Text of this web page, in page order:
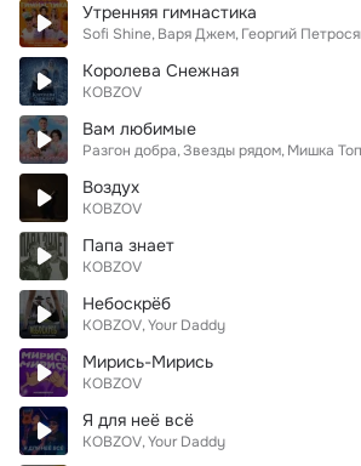
Утренняя гимнастика
Sofi Shine Варя Джем Георгий
Королева Снежная
KOBZOV
Вам любимые
Разгон добра Звезды рядом Мишка Топ
Воздух
KOBZOV
Папа знает
KOBZOV
Небоскрёб
KOBZOV Your Daddy
Мирись-Мирись
KOBZOV
Я для неё всё
KOBZOV Your Daddy